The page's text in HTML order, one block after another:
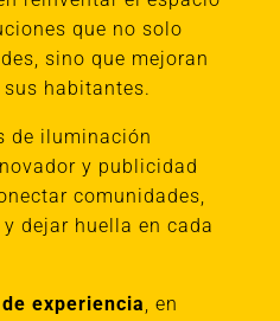
que no solo
sino que mejoran
habitantes.
de iluminación
y publicidad
comunidades,
dejar huella en cada
experiencia, en